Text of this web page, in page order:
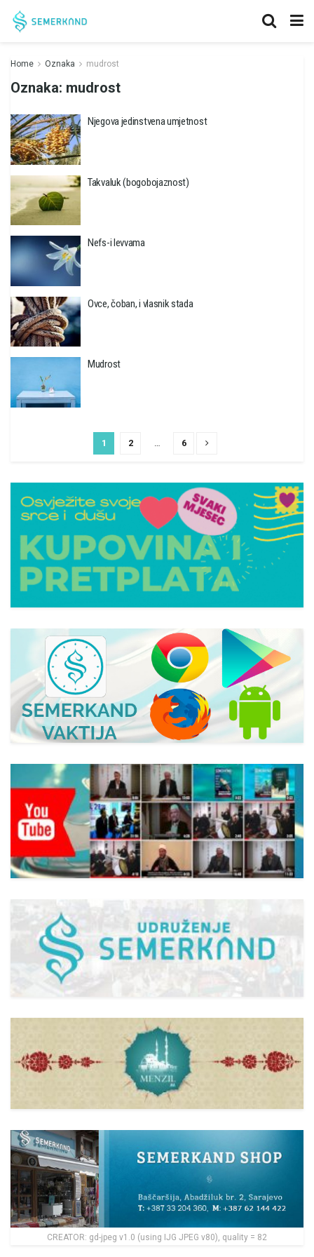
Home Oznaka mudrost
Oznaka: mudrost
Njegova jedinstvena umjetnost
Takvaluk (bogobojaznost)
Nefs-i levvama
Ovce, čoban, i vlasnik stada
Mudrost
1 2 6
CREATOR: gd-jpeg v1.0 (using IJG JPEG v80), quality = 82